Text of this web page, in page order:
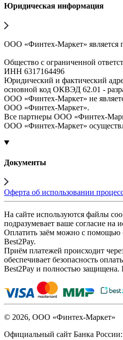
Юридическая информация
ООО «Финтех-Маркет» является
Общество с ограниченной
ИНН 6317164496
Юридический и
основной код ОКВЭД 62.01 -
ООО «Финтех-Маркет» не
ООО «Финтех-Маркет».
Все партнеры ООО «Финтех-
ООО «Финтех-Маркет»
Документы
Оферта об использовании
На сайте используются файлы
подразумевает ваше согласие на
Оплатить заём можно с помощью
Best2Pay.
Приём платежей происходит
обеспечивает безопасность
Best2Pay и полностью
© 2026, ООО «Финтех-Маркет»
Официальный сайт Банка России: